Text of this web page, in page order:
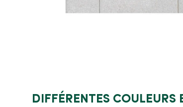
DIFFÉRENTES COULEURS